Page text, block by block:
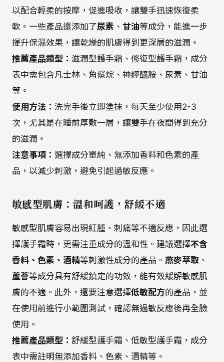
以配合輕柔的按摩，促進吸收，讓雙手迅速恢復柔
軟。一些產品還添加了尿素 、 甘油等成分，能進一步
提升保濕效果，讓乾燥的肌膚得到更深層的滋潤。
推薦產品類型： 滋潤型護手霜、修復型護手霜，成分
表中需包含凡士林、角鯊烷、神經醯胺、尿素、甘油
等。
使用方法： 洗完手後立即塗抹，每天至少使用2-3
次，尤其是在睡前厚敷一層，讓雙手在夜間得到充分
的滋潤。
注意事項： 選擇成分單純、無添加香料和色素的產
品，以減少刺激，避免引起過敏反應。
敏感型肌膚：溫和呵護，舒緩不適
敏感型肌膚容易出現紅腫、刺痛等不適反應，因此選
擇護手霜時，更需注重成分的溫和性。建議選擇不含
香料、色素、酒精等刺激性成分的產品。 燕麥萃取 、
蘆薈等成分具有舒緩鎮定的功效，能有效緩解敏感肌
膚的不適。此外，還要注意選擇低敏配方的產品，並
在使用前進行小範圍測試，確認無過敏反應後再全臉
使用。
推薦產品類型： 舒緩型護手霜、低敏型護手霜，成分
表中需註明無添加香料、色素、酒精等。